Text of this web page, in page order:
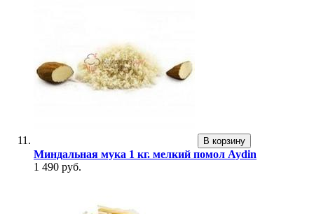
В корзину
Миндальная мука 1 кг. мелкий помол Aydin
1 490 руб.